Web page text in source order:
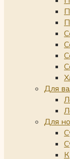
Для
Для